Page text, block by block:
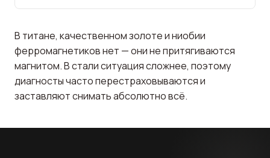
В титане, качественном золоте и ниобии
ферромагнетиков нет — они не притягиваются
магнитом. В стали ситуация сложнее, поэтому
диагносты часто перестраховываются и
заставляют снимать абсолютно всё.